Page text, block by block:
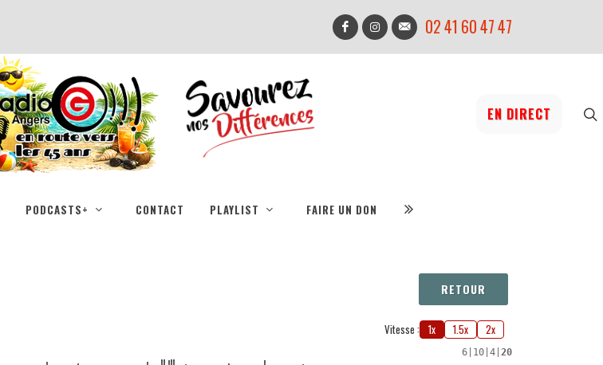
02 41 60 47 47
EN DIRECT
PODCASTS+ CONTACT PLAYLIST FAIRE UN DON
RETOUR
Vitesse : 1x 1.5x 2x
6 10 4 20